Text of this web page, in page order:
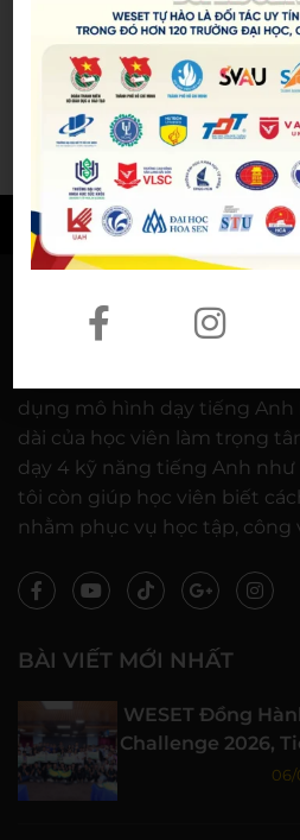
gần 60 năm
20/
© BẢN QUYỀN THUỘC VỀ
VỀ CHÚNG TÔI
dụng mô hình dạy tiếng Anh
dài của học viên làm trọng
dạy 4 kỹ năng tiếng Anh
tôi còn giúp học viên biết
nhằm phục vụ học tập, công
BÀI VIẾT MỚI NHẤT
WESET Đồng
Challenge 2026,
06/